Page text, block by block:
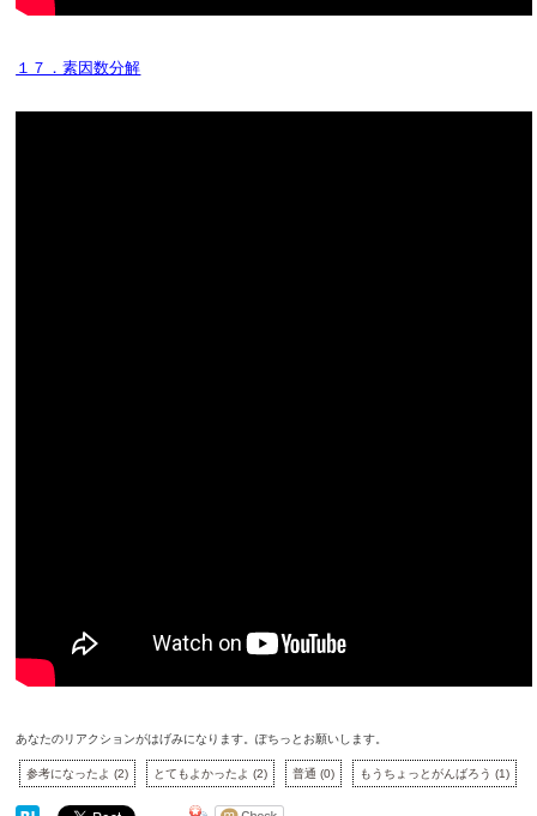
１７．素因数分解
あなたのリアクションがはげみになります。ぽちっとお願いします。
参考になったよ(2) とてもよかったよ(2) 普通(0) もうちょっとがんばろう(1)